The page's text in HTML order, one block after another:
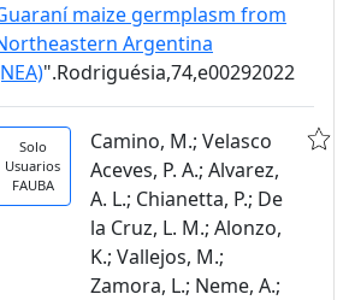
maize germplasm from
Argentina
".Rodriguésia,74,e00292022
Solo
Usuarios
FAUBA
Camino, M.; Velasco
Aceves, P. A.; Alvarez,
A. L.; Chianetta, P.; De
la Cruz, L. M.; Alonzo,
K.; Vallejos, M.;
Zamora, L.; Neme, A.;